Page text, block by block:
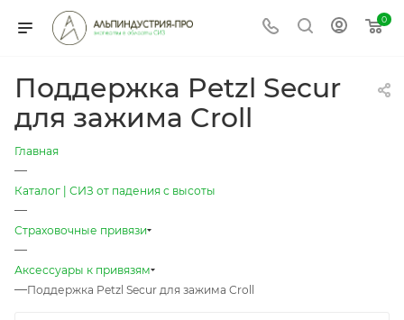
0
Поддержка Petzl Secur
для зажима Croll
Главная
—
Каталог | СИЗ от падения с высоты
—
Страховочные привязи
—
Аксессуары к привязям
—Поддержка Petzl Secur для зажима Croll